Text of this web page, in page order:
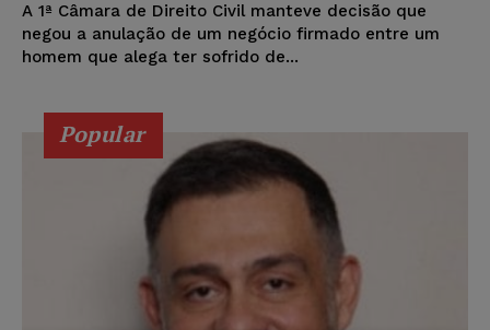
A 1ª Câmara de Direito Civil manteve decisão que
negou a anulação de um negócio firmado entre um
homem que alega ter sofrido de...
Popular